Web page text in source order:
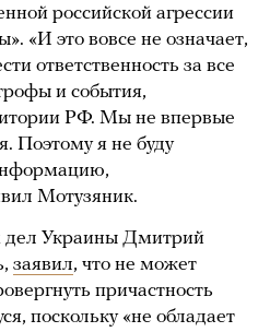
российской агрессии
«И это вовсе не означает,
ответственность за все
и события,
РФ. Мы не впервые
Поэтому я не буду
Мотузяник.
дел Украины Дмитрий
заявил, что не может
причастность
поскольку «не обладает